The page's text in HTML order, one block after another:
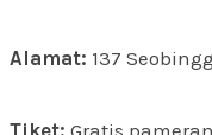
Alamat: 137
Tiket: Gratis